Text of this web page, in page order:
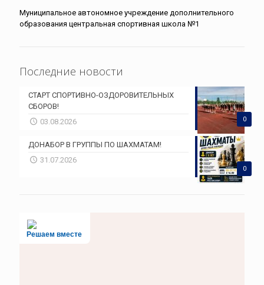
Муниципальное автономное учреждение дополнительного
образования центральная спортивная школа №1
Последние новости
0
СТАРТ СПОРТИВНО-ОЗДОРОВИТЕЛЬНЫХ
СБОРОВ!
03.08.2026
0
ДОНАБОР В ГРУППЫ ПО ШАХМАТАМ!
31.07.2026
Решаем вместе